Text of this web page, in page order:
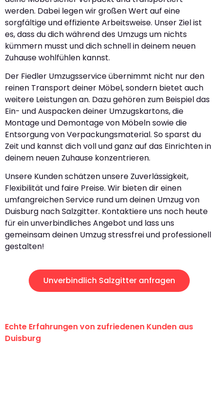
werden. Dabei legen wir großen Wert auf eine
sorgfältige und effiziente Arbeitsweise. Unser Ziel ist
es, dass du dich während des Umzugs um nichts
kümmern musst und dich schnell in deinem neuen
Zuhause wohlfühlen kannst.
Der Fiedler Umzugsservice übernimmt nicht nur den
reinen Transport deiner Möbel, sondern bietet auch
weitere Leistungen an. Dazu gehören zum Beispiel das
Ein- und Auspacken deiner Umzugskartons, die
Montage und Demontage von Möbeln sowie die
Entsorgung von Verpackungsmaterial. So sparst du
Zeit und kannst dich voll und ganz auf das Einrichten in
deinem neuen Zuhause konzentrieren.
Unsere Kunden schätzen unsere Zuverlässigkeit,
Flexibilität und faire Preise. Wir bieten dir einen
umfangreichen Service rund um deinen Umzug von
Duisburg nach Salzgitter. Kontaktiere uns noch heute
für ein unverbindliches Angebot und lass uns
gemeinsam deinen Umzug stressfrei und professionell
gestalten!
Unverbindlich Salzgitter anfragen
Echte Erfahrungen von zufriedenen Kunden aus
Duisburg